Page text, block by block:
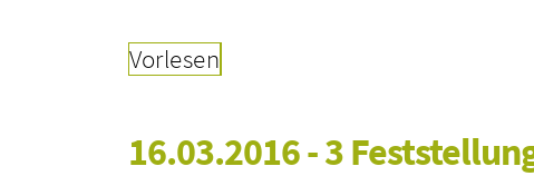
Vorlesen
16.03.2016 - 3